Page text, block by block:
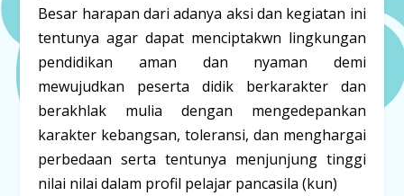
Besar harapan dari adanya aksi dan kegiatan ini
tentunya agar dapat menciptakwn lingkungan
pendidikan aman dan nyaman demi
mewujudkan peserta didik berkarakter dan
berakhlak mulia dengan mengedepankan
karakter kebangsan, toleransi, dan menghargai
perbedaan serta tentunya menjunjung tinggi
nilai nilai dalam profil pelajar pancasila (kun)